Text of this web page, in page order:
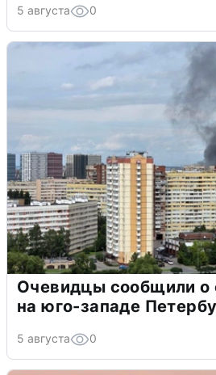
5 августа 0
Очевидцы сообщили о
на юго-западе
5 августа 0